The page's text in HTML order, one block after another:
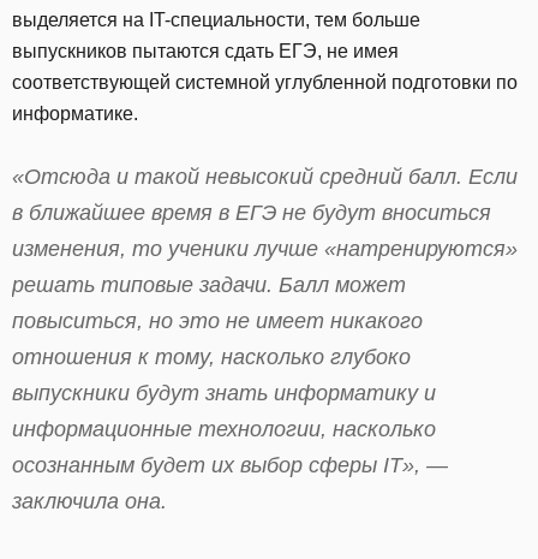
выделяется на IT-специальности, тем больше
выпускников пытаются сдать ЕГЭ, не имея
соответствующей системной углубленной подготовки по
информатике.
«Отсюда и такой невысокий средний балл. Если
в ближайшее время в ЕГЭ не будут вноситься
изменения, то ученики лучше «натренируются»
решать типовые задачи. Балл может
повыситься, но это не имеет никакого
отношения к тому, насколько глубоко
выпускники будут знать информатику и
информационные технологии, насколько
осознанным будет их выбор сферы IT», —
заключила она.